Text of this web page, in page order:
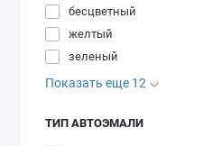
бесцветный
желтый
зеленый
Показать еще 12
ТИП АВТОЭМАЛИ